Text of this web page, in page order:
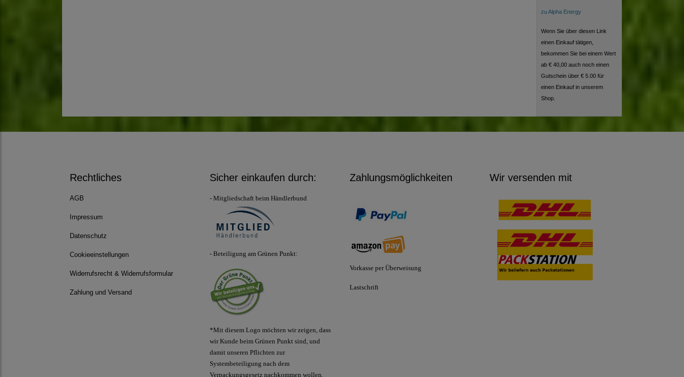
zu Alpha Energy
Wenn Sie über diesen Link
einen Einkauf tätigen,
bekommen Sie bei einem Wert
ab € 40,00 auch noch einen
Gutschein über € 5.00 für
einen Einkauf in unserem
Shop.
Rechtliches
AGB
Impressum
Datenschutz
Cookieeinstellungen
Widerrufsrecht & Widerrufsformular
Zahlung und Versand
Sicher einkaufen durch:
- Mitgliedschaft beim Händlerbund
- Beteiligung am Grünen Punkt:
*Mit diesem Logo möchten wir zeigen, dass
wir Kunde beim Grünen Punkt sind, und
damit unseren Pflichten zur
Systembeteiligung nach dem
Verpackungsgesetz nachkommen wollen.
Zahlungsmöglichkeiten
Vorkasse per Überweisung
Lastschrift
Wir versenden mit